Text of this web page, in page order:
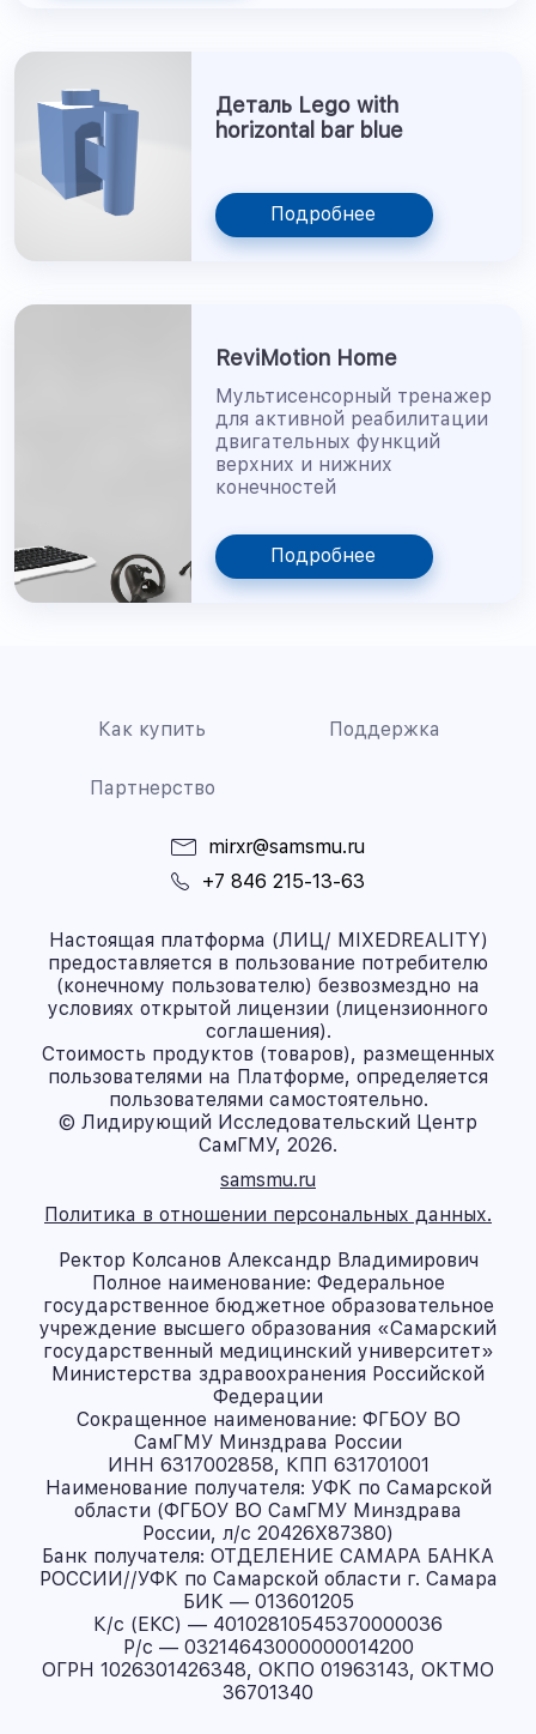
Деталь Lego with
horizontal bar blue
Подробнее
ReviMotion Home
Мультисенсорный тренажер
для активной реабилитации
двигательных функций
верхних и нижних
конечностей
Подробнее
Как купить Поддержка
Партнерство
mirxr@samsmu.ru
+7 846 215-13-63
Настоящая платформа (ЛИЦ/ MIXEDREALITY)
предоставляется в пользование потребителю
(конечному пользователю) безвозмездно на
условиях открытой лицензии (лицензионного
соглашения).
Стоимость продуктов (товаров), размещенных
пользователями на Платформе, определяется
пользователями самостоятельно.
© Лидирующий Исследовательский Центр
СамГМУ, 2026.
samsmu.ru
Политика в отношении персональных данных.
Ректор Колсанов Александр Владимирович
Полное наименование: Федеральное
государственное бюджетное образовательное
учреждение высшего образования «Самарский
государственный медицинский университет»
Министерства здравоохранения Российской
Федерации
Сокращенное наименование: ФГБОУ ВО
СамГМУ Минздрава России
ИНН 6317002858, КПП 631701001
Наименование получателя: УФК по Самарской
области (ФГБОУ ВО СамГМУ Минздрава
России, л/с 20426X87380)
Банк получателя: ОТДЕЛЕНИЕ САМАРА БАНКА
РОССИИ//УФК по Самарской области г. Самара
БИК — 013601205
К/с (ЕКС) — 40102810545370000036
Р/с — 03214643000000014200
ОГРН 1026301426348, ОКПО 01963143, ОКТМО
36701340